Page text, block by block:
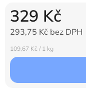
329 Kč
293,75 Kč bez DPH
Měrná cena:
109,67 Kč / 1 kg